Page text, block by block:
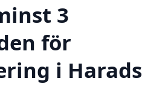
3
för
i Harads